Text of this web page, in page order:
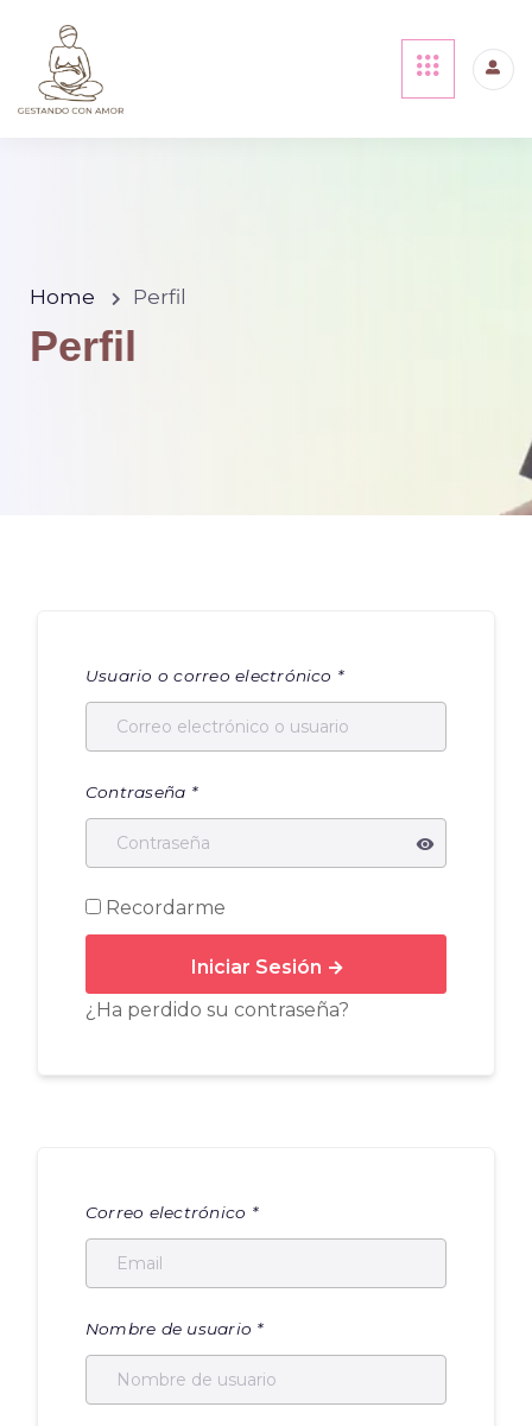
Home Perfil
Perfil
Usuario o correo electrónico *
Contraseña *
Recordarme
Iniciar Sesión
¿Ha perdido su contraseña?
Correo electrónico *
Nombre de usuario *